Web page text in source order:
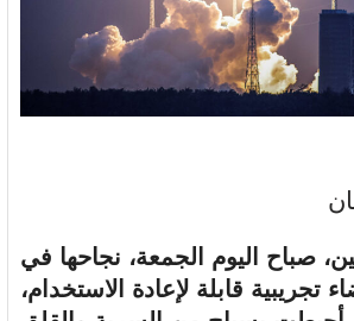
صباح اليوم الجمعة، نجاحها في
تجريبية قابلة لإعادة الاستخدام،